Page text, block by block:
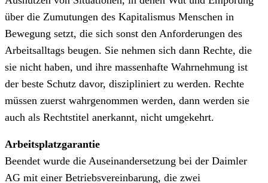
über die Zumutungen des Kapitalismus Menschen in
Bewegung setzt, die sich sonst den Anforderungen des
Arbeitsalltags beugen. Sie nehmen sich dann Rechte, die
sie nicht haben, und ihre massenhafte Wahrnehmung ist
der beste Schutz davor, diszipliniert zu werden. Rechte
müssen zuerst wahrgenommen werden, dann werden sie
auch als Rechtstitel anerkannt, nicht umgekehrt.
Arbeitsplatzgarantie
Beendet wurde die Auseinandersetzung bei der Daimler
AG mit einer Betriebsvereinbarung, die zwei